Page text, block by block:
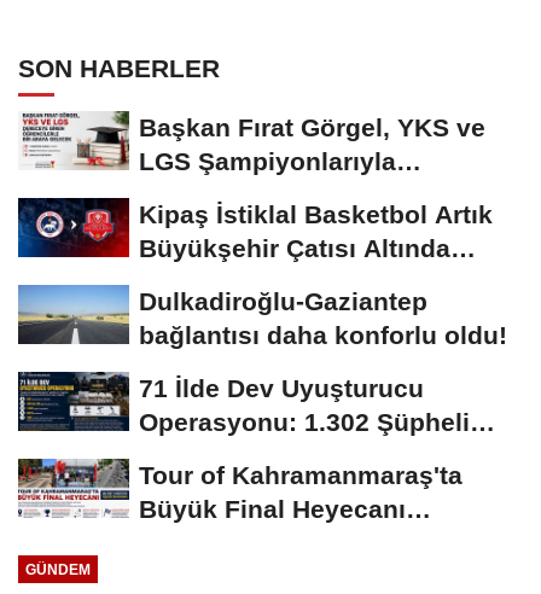
SON HABERLER
Başkan Fırat Görgel, YKS ve
LGS Şampiyonlarıyla
Buluşacak
Kipaş İstiklal Basketbol Artık
Büyükşehir Çatısı Altında
Dulkadiroğlu-Gaziantep
bağlantısı daha konforlu oldu!
71 İlde Dev Uyuşturucu
Operasyonu: 1.302 Şüpheli
Tour of Kahramanmaraş'ta
Büyük Final Heyecanı
GÜNDEM